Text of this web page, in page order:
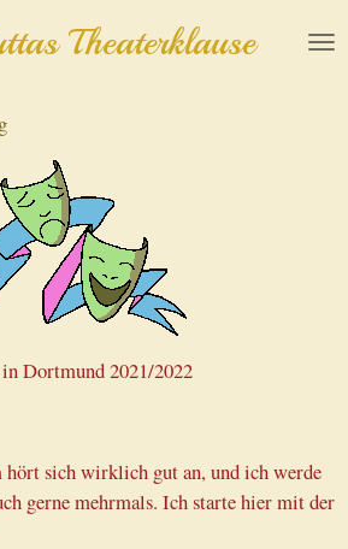
Theaterklause
Dortmund 2021/2022
hört sich wirklich gut an, und ich werde
gerne mehrmals. Ich starte hier mit der